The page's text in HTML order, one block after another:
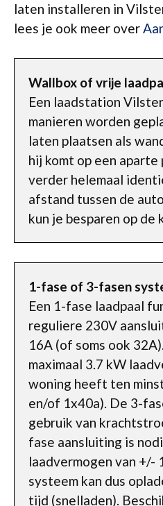
laten installeren in
lees je ook meer over
Wallbox of vrije
Een laadstation
manieren worden
laten plaatsen als
hij komt op een
verder helemaal
afstand tussen de
kun je besparen op de
1-fase of 3-fasen
Een 1-fase laadpaal
reguliere 230V
16A (of soms ook
maximaal 3.7 kW
woning heeft ten
en/of 1x40a). De 3-
gebruik van
fase aansluiting is
laadvermogen van +/-
systeem kan dus
tijd (snelladen).